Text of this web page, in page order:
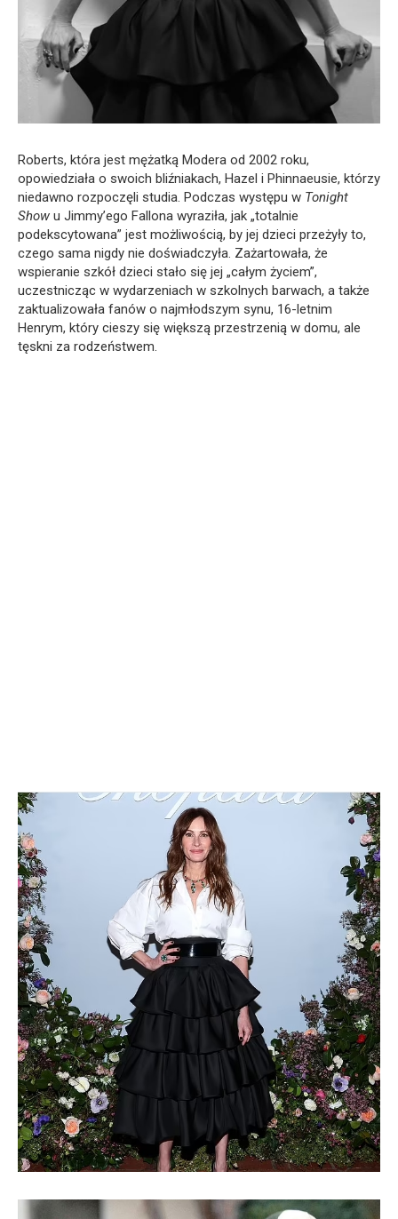
Roberts, która jest mężatką Modera od 2002 roku,
opowiedziała o swoich bliźniakach, Hazel i Phinnaeusie, którzy
niedawno rozpoczęli studia. Podczas występu w Tonight
Show u Jimmy’ego Fallona wyraziła, jak „totalnie
podekscytowana” jest możliwością, by jej dzieci przeżyły to,
czego sama nigdy nie doświadczyła. Zażartowała, że
wspieranie szkół dzieci stało się jej „całym życiem”,
uczestnicząc w wydarzeniach w szkolnych barwach, a także
zaktualizowała fanów o najmłodszym synu, 16-letnim
Henrym, który cieszy się większą przestrzenią w domu, ale
tęskni za rodzeństwem.